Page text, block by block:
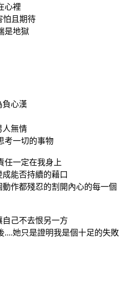
心裡
怕且期待
是地獄
負心漢
人無情
考一切的事物
任一定在我身上
能否持續的藉口
作都殘忍的割開內心的每一個
己不去恨另一方
....她只是證明我是個十足的失敗